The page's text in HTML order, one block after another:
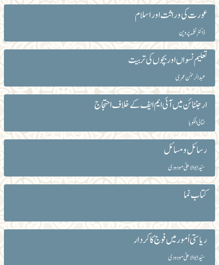
عورت کی وراثت اور اسلام
ڈاکٹر نغمہ پروین
تعلیم نسواں اور بچوں کی تربیت
عبدالرحمٰن عمری
ارجنٹائن میں آئی ایم ایف کے خلاف احتجاج
نتالی الکوبا
رسائل و مسائل
سیّد ابوالاعلیٰ مودودی
کتاب نما
ریاستی اُمور میں فوج کا کردار
سیّد ابوالاعلیٰ مودودی